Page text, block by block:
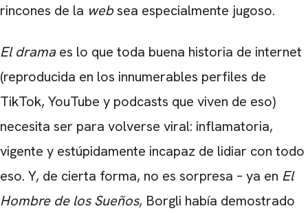
rincones de la websea especialmente jugoso.
El dramaes lo que toda buena historia de internet
(reproducida en los innumerables perfiles de
TikTok, YouTube y podcasts que viven de eso)
necesita ser para volverse viral: inflamatoria,
vigente y estúpidamente incapaz de lidiar con todo
eso. Y, de cierta forma, no es sorpresa – ya en El
Hombre de los Sueños, Borgli había demostrado